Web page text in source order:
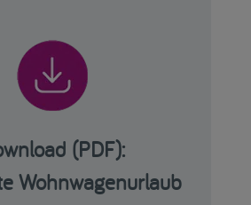
(PDF):
Wohnwagenurlaub